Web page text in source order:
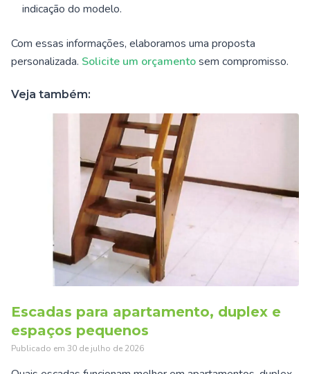
indicação do modelo.
Com essas informações, elaboramos uma proposta
personalizada. Solicite um orçamentosem compromisso.
Veja também:
Escadas para apartamento, duplex e
espaços pequenos
Publicado em 30 de julho de 2026